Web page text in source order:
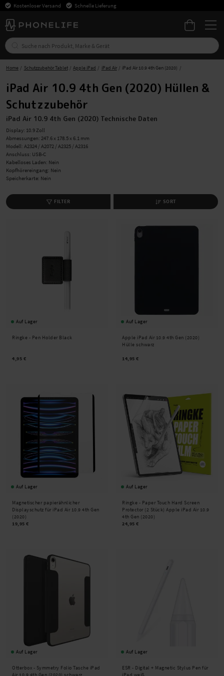
Kostenloser Versand Schnelle Lieferung
Home Schutzzubehör Tablet Apple iPad iPad Air iPad Air 10.9 4th Gen (2020)
iPad Air 10.9 4th Gen (2020) Hüllen &
Schutzzubehör
iPad Air 10.9 4th Gen (2020) Technische Daten
Display: 10.9 Zoll
Abmessungen: 247.6 x 178.5 x 6.1 mm
Modell: A2324 / A2072 / A2325 / A2316
Anschluss: USB-C
Kabelloses Laden: Nein
Kopfhörereingang: Nein
Speicherkarte: Nein
FILTER SORT
Auf Lager
Ringke - Pen Holder Black
4,95 €
Auf Lager
Apple iPad Air 10.9 4th Gen (2020)
Hülle schwarz
14,95 €
Auf Lager
Magnetischer papierähnlicher
Displayschutz für iPad Air 10.9 4th Gen
(2020)
19,95 €
Auf Lager
Ringke - Paper Touch Hard Screen
Protector (2 Stück) Apple iPad Air 10.9
4th Gen (2020)
24,95 €
Auf Lager
Otterbox - Symmetry Folio Tasche iPad
Auf Lager
ESR - Digital + Magnetic Stylus Pen für